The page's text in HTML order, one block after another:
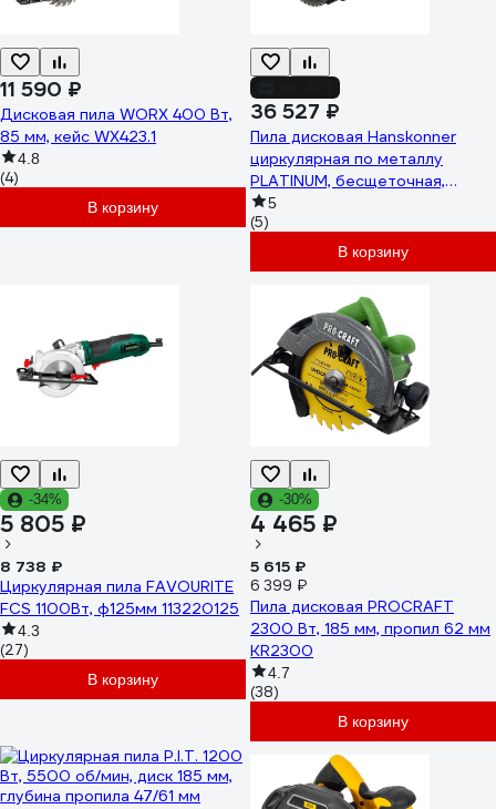
11 590 ₽
Дисковая пила WORX 400 Вт,
85 мм, кейс WX423.1
4.8
(4)
В корзину
36 527 ₽
Пила дисковая Hanskonner
циркулярная по металлу
PLATINUM, бесщеточная,
1800Вт, ТПД 185х20мм,
HCS50185TP
5
(5)
В корзину
-34%
5 805 ₽
8 738 ₽
Циркулярная пила FAVOURITE
FCS 1100Вт, ф125мм 113220125
4.3
(27)
В корзину
-30%
4 465 ₽
5 615 ₽
6 399 ₽
Пила дисковая PROCRAFT
2300 Вт, 185 мм, пропил 62 мм
KR2300
4.7
(38)
В корзину